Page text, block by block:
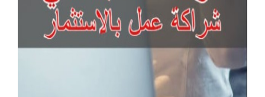
مقوي شبكة واي فاي